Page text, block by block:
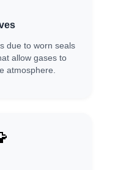
due to worn seals
allow gases to
atmosphere.